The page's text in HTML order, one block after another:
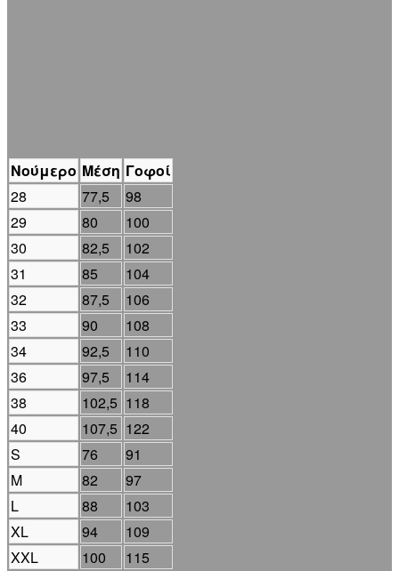
Νούμερο Μέση Γοφοί
28
77,5
98
29
80
100
30
82,5
102
31
85
104
32
87,5
106
33
90
108
34
92,5
110
36
97,5
114
38
102,5 118
40
107,5 122
S
76
91
M
82
97
L
88
103
XL
94
109
XXL
100
115